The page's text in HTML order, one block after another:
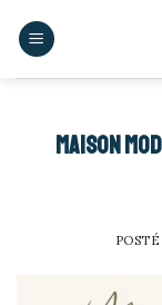
Maison